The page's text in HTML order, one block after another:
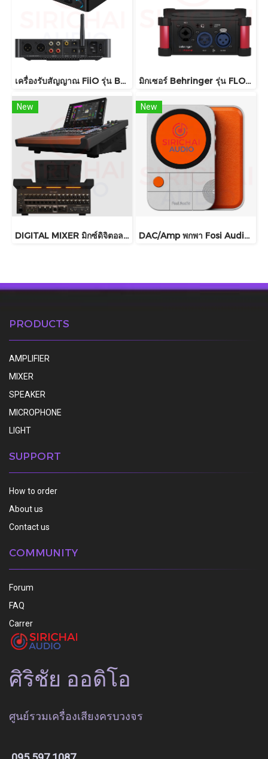
เครื่องรับสัญญาณ FiiO รุ่น BR15 R2R มิกเซอร์ Behringer รุ่น FLOW 4V
New
DIGITAL MIXER มิกซ์ดิจิตอล Behringer รุ่น WING COMPACT
New
DAC/Amp พกพา Fosi Audio รุ่น MD3 ชิปDAC เรือธง ESS ES9039Q2M
PRODUCTS
AMPLIFIER
MIXER
SPEAKER
MICROPHONE
LIGHT
SUPPORT
How to order
About us
Contact us
COMMUNITY
Forum
FAQ
Carrer
ศิริชัย ออดิโอ
ศูนย์รวมเครื่องเสียงครบวงจร